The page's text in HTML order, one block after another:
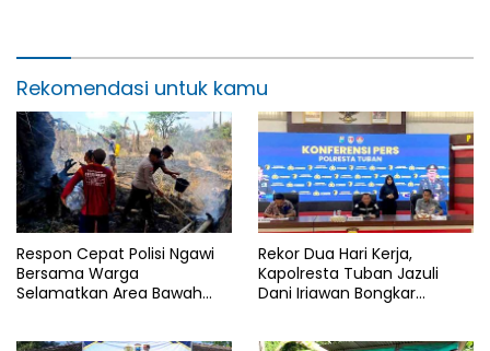
Rekomendasi untuk kamu
Respon Cepat Polisi Ngawi
Bersama Warga
Selamatkan Area Bawah
Rekor Dua Hari Kerja,
Kapolresta Tuban Jazuli
Dani Iriawan Bongkar